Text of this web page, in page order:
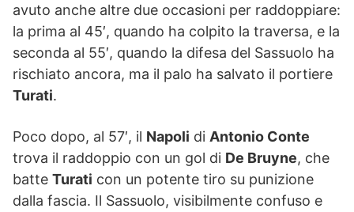
avuto anche altre due occasioni per raddoppiare:
la prima al 45′, quando ha colpito la traversa, e la
seconda al 55′, quando la difesa del Sassuolo ha
rischiato ancora, ma il palo ha salvato il portiere
Turati.
Poco dopo, al 57′, il Napoli di Antonio Conte
trova il raddoppio con un gol di De Bruyne, che
batte Turati con un potente tiro su punizione
dalla fascia. Il Sassuolo, visibilmente confuso e